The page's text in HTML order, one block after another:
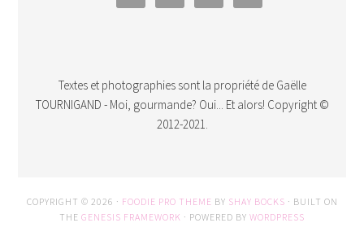
Textes et photographies sont la propriété de Gaëlle
TOURNIGAND - Moi, gourmande? Oui... Et alors! Copyright ©
2012-2021.
COPYRIGHT © 2026 · FOODIE PRO THEME BY SHAY BOCKS · BUILT ON
THE GENESIS FRAMEWORK · POWERED BY WORDPRESS